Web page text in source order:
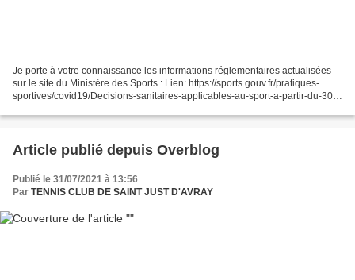
Je porte à votre connaissance les informations réglementaires actualisées
sur le site du Ministère des Sports : Lien: https://sports.gouv.fr/pratiques-
sportives/covid19/Decisions-sanitaires-applicables-au-sport-a-partir-du-30-
Article publié depuis Overblog
Publié le 31/07/2021 à 13:56
Par TENNIS CLUB DE SAINT JUST D'AVRAY